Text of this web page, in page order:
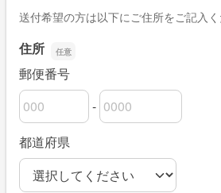
送付希望の方は以下にご住所をご記入
住所
郵便番号
郵便番号の上3桁
-
郵便番号の下4桁
都道府県